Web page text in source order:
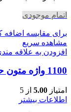
اتمام موجودی
برای مقایسه اضافه
مشاهده سریع
افزودن به علاقه
1100 واژه متون حقوقی رمضانی – حقوق یار
امتیاز 5.00 از 5
اطلاعات بیشتر